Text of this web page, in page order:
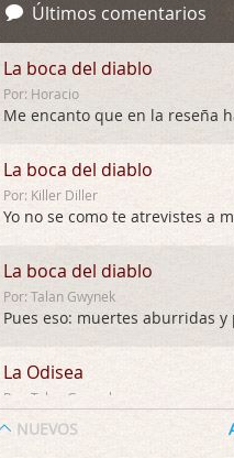
Últimos comentarios
La boca del diablo
Por: Horacio
La boca del diablo
Por: Killer Diller
Yo no se como te atrevistes a
La boca del diablo
Por: Talan Gwynek
La Odisea
Por: Talan Gwynek
NUEVOS